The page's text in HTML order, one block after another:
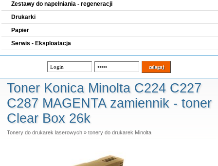
Zestawy do napełniania - regeneracji
Drukarki
Papier
Serwis - Eksploatacja
Toner Konica Minolta C224 C227
C287 MAGENTA zamiennik - toner
Clear Box 26k
Tonery do drukarek laserowych» tonery do drukarek Minolta